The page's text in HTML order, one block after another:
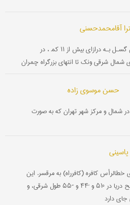
آقامحمدحسنی
از گسلهای منطقۀ شمیران. ایـن گسـل بـه درازای بیش از ۱۱ کم‍ ، در
شمال شرقی ونک تا انتهای بزرگراه چمران
حسن موسوی زاده
به طول تقریبی ۹ کمـ در شمال و مرکز شهر تهران که به صورت
یا قلۀ مَرغ‎سر، قله‌ای واقع بر روی خط‎الرأس کافره (کافرراه) به مرق‎سر. این
قله با ارتفاع ۵۶۰‘ ۳ متر از سطح دریا در °۵۱ و ´۴۴ و ´´۵۵ طول شرقی، و